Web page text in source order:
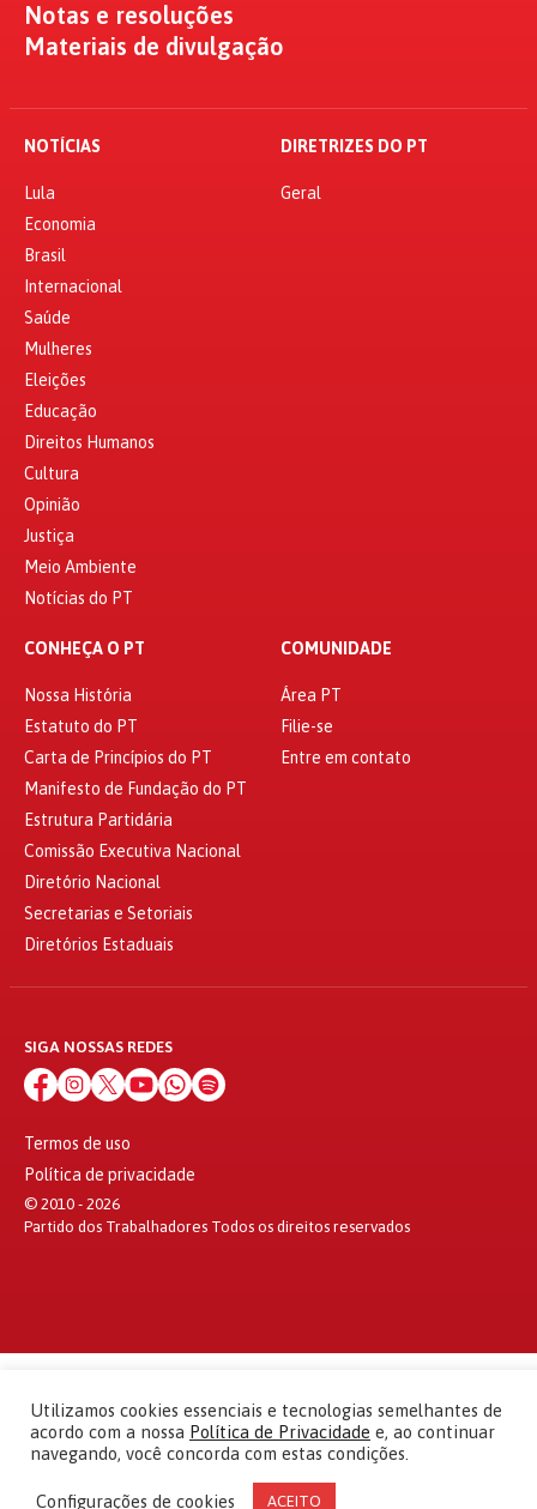
Notas e resoluções
Materiais de divulgação
NOTÍCIAS
Lula
Economia
Brasil
Internacional
Saúde
Mulheres
Eleições
Educação
Direitos Humanos
Cultura
Opinião
Justiça
Meio Ambiente
Notícias do PT
DIRETRIZES DO PT
Geral
CONHEÇA O PT
Nossa História
Estatuto do PT
Carta de Princípios do PT
Manifesto de Fundação do PT
Estrutura Partidária
Comissão Executiva Nacional
Diretório Nacional
Secretarias e Setoriais
Diretórios Estaduais
COMUNIDADE
Área PT
Filie-se
Entre em contato
SIGA NOSSAS REDES
Termos de uso
Política de privacidade
© 2010 - 2026
Partido dos Trabalhadores Todos os direitos reservados
Utilizamos cookies essenciais e tecnologias semelhantes de
acordo com a nossa Política de Privacidade e, ao continuar
navegando, você concorda com estas condições.
Configurações de cookies ACEITO